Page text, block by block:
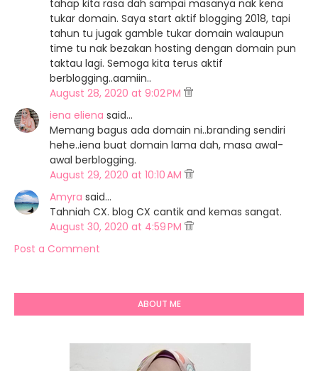
tahap kita rasa dah sampai masanya nak kena
tukar domain. Saya start aktif blogging 2018, tapi
tahun tu jugak gamble tukar domain walaupun
time tu nak bezakan hosting dengan domain pun
taktau lagi. Semoga kita terus aktif
berblogging..aamiin..
August 28, 2020 at 9:02 PM
iena eliena said…
Memang bagus ada domain ni..branding sendiri
hehe..iena buat domain lama dah, masa awal-
awal berblogging.
August 29, 2020 at 10:10 AM
Amyra said…
Tahniah CX. blog CX cantik and kemas sangat.
August 30, 2020 at 4:59 PM
Post a Comment
ABOUT ME